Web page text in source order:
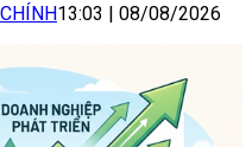
13:03 | 08/08/2026